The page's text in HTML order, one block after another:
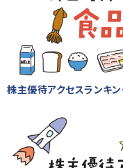
株主優待アクセスランキ